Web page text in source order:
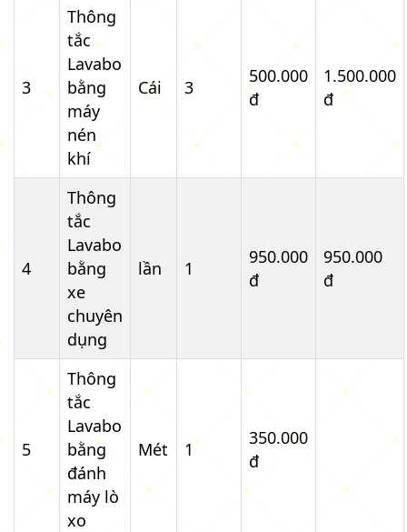
3
Thông
tắc
Lavabo
bằng
máy
nén
khí
Cái 3
500.000
đ
1.500.000
đ
4
Thông
tắc
Lavabo
bằng
xe
chuyên
dụng
lần 1
950.000
đ
950.000
đ
5
Thông
tắc
Lavabo
bằng
đánh
máy lò
xo
Mét 1
350.000
đ